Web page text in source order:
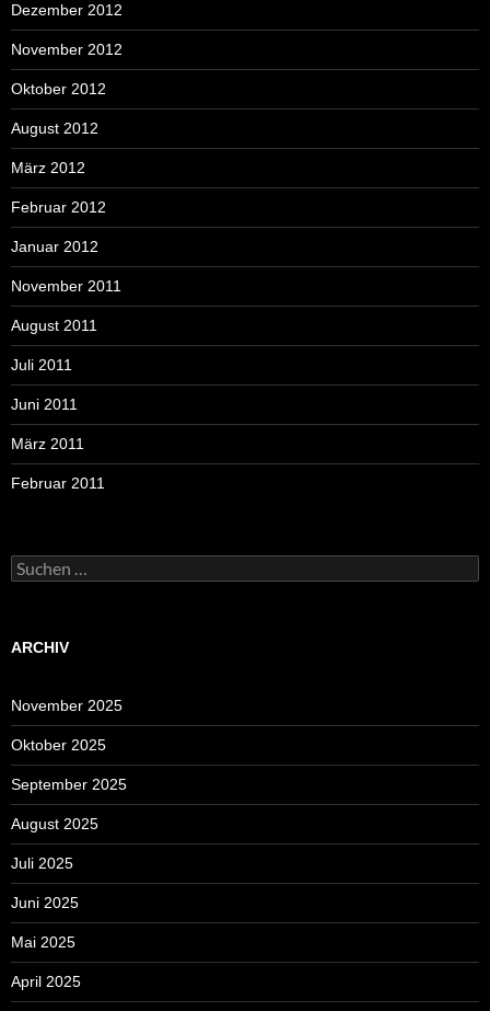
Dezember 2012
November 2012
Oktober 2012
August 2012
März 2012
Februar 2012
Januar 2012
November 2011
August 2011
Juli 2011
Juni 2011
März 2011
Februar 2011
Suchen
nach:
ARCHIV
November 2025
Oktober 2025
September 2025
August 2025
Juli 2025
Juni 2025
Mai 2025
April 2025